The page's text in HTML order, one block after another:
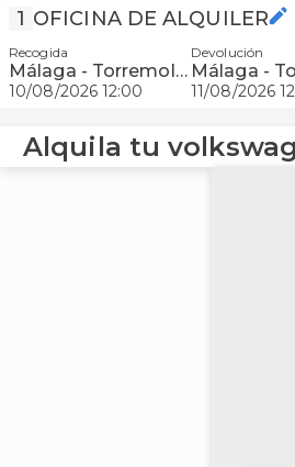
1 OFICINA DE ALQUILER
Recogida
Málaga - Torremolinos
10/08/2026 12:00
Devolución
11/08/2026
Alquila tu